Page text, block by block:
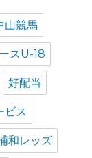
山競馬
スU-18
好配当
ビス
和レッズ